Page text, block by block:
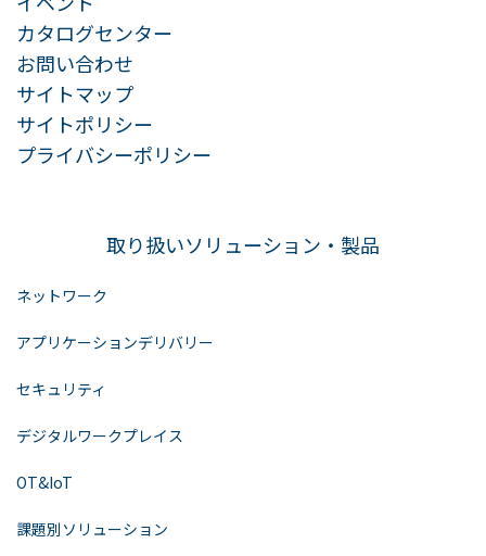
カタログセンター
お問い合わせ
サイトマップ
サイトポリシー
プライバシーポリシー
取り扱いソリューション・製品
ネットワーク
アプリケーションデリバリー
セキュリティ
デジタルワークプレイス
OT&IoT
課題別ソリューション